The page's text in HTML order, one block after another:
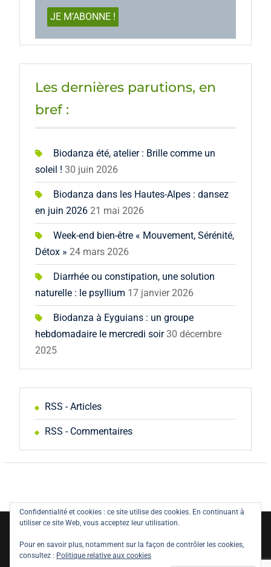
Les dernières parutions, en
bref :
Biodanza été, atelier : Brille comme un
soleil ! 30 juin 2026
Biodanza dans les Hautes-Alpes : dansez
en juin 2026 21 mai 2026
Week-end bien-être « Mouvement, Sérénité,
Détox » 24 mars 2026
Diarrhée ou constipation, une solution
naturelle : le psyllium 17 janvier 2026
Biodanza à Eyguians : un groupe
hebdomadaire le mercredi soir 30 décembre
2025
RSS - Articles
RSS - Commentaires
Copyright © All rights reserved.
Politique de confidentialité
Législation
Confidentialité et cookies : ce site utilise des cookies. En continuant à
utiliser ce site Web, vous acceptez leur utilisation.
Pour en savoir plus, notamment sur la façon de contrôler les cookies,
consultez : Politique relative aux cookies